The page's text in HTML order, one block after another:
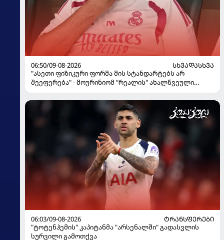
06:50/09-08-2026
ᲡᲮᲕᲐᲓᲐᲡᲮᲕᲐ
"ასეთი ფიზიკური ფორმა მის სტანდარტებს არ
შეეფერება" - მოურინიომ "რეალის" ახალწვეული
06:03/09-08-2026
ᲢᲠᲐᲜᲡᲤᲔᲠᲔᲑᲘ
"ტოტენჰემის" კაპიტანმა "არსენალში" გადასვლის
სურვილი გამოთქვა